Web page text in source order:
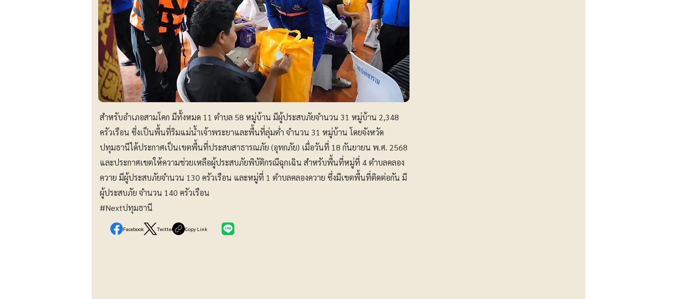
สำหรับอำเภอสามโคก มีทั้งหมด 11 ตำบล 58 หมู่บ้าน มีผู้ประสบภัยจำนวน 31 หมู่บ้าน 2,348
ครัวเรือน ซึ่งเป็นพื้นที่ริมแม่น้ำเจ้าพระยาและพื้นที่ลุ่มต่ำ จำนวน 31 หมู่บ้าน โดยจังหวัด
ปทุมธานีได้ประกาศเป็นเขตพื้นที่ประสบสาธารณภัย (อุทกภัย) เมื่อวันที่ 18 กันยายน พ.ศ. 2568
และประกาศเขตให้ความช่วยเหลือผู้ประสบภัยพิบัติกรณีฉุกเฉิน สำหรับพื้นที่หมู่ที่ 4 ตำบลคลอง
ควาย มีผู้ประสบภัยจำนวน 130 ครัวเรือน และหมู่ที่ 1 ตำบลคลองควาย ซึ่งมีเขตพื้นที่ติดต่อกัน มี
ผู้ประสบภัย จำนวน 140 ครัวเรือน
#Nextปทุมธานี
Facebook Twitter Copy Link